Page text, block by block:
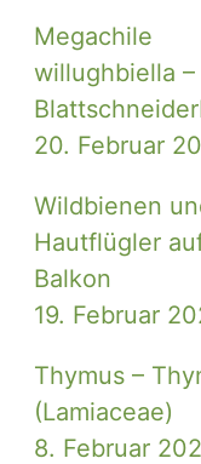
Megachile
willughbiella
20. Februar
Wildbienen
Hautflügler
Balkon
19. Februar
Thymus –
(Lamiaceae)
8. Februar